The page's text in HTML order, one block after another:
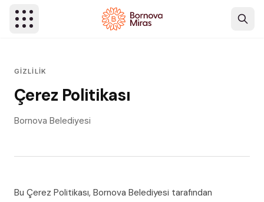
GIZLILIK
Çerez Politikası
Bornova Belediyesi
Bu Çerez Politikası, Bornova Belediyesi tarafından